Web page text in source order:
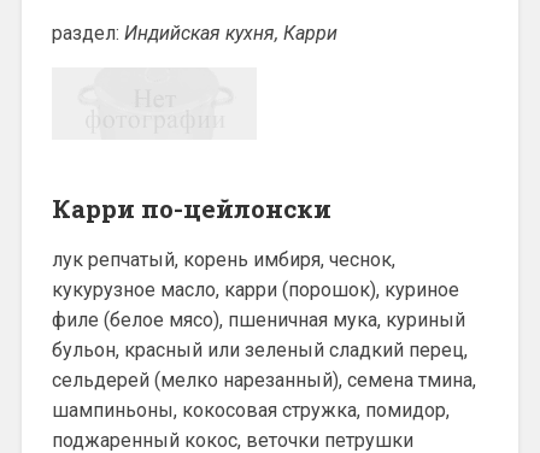
раздел: Индийская кухня, Карри
Карри по-цейлонски
лук репчатый, корень имбиря, чеснок,
кукурузное масло, карри (порошок), куриное
филе (белое мясо), пшеничная мука, куриный
бульон, красный или зеленый сладкий перец,
сельдерей (мелко нарезанный), семена тмина,
шампиньоны, кокосовая стружка, помидор,
поджаренный кокос, веточки петрушки